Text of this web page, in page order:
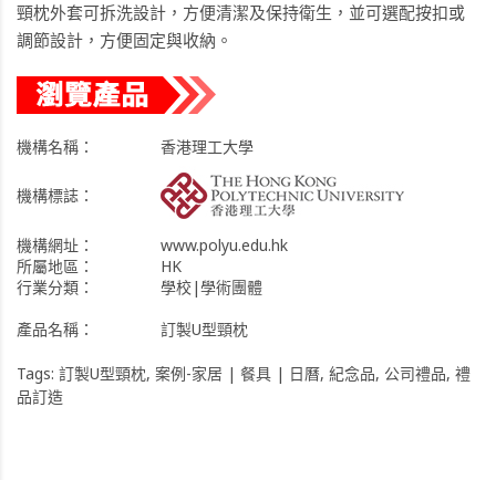
頸枕外套可拆洗設計，方便清潔及保持衛生，並可選配按扣或
調節設計，方便固定與收納。
機構名稱： 香港理工大學
機構標誌：
機構網址：
www.polyu.edu.hk
所屬地區：
HK
行業分類：
學校|學術團體
產品名稱：
訂製U型頸枕
Tags: 訂製U型頸枕, 案例-家居 | 餐具 | 日曆, 紀念品, 公司禮品, 禮
品訂造